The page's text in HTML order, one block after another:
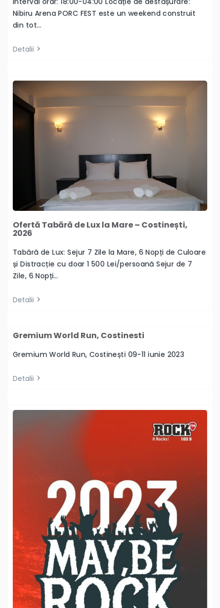
Nibiru Arena PORC FEST este un weekend construit
din tot…
Detalii
Ofertă Tabără de Lux la Mare – Costinești,
2026
Tabără de Lux: Sejur 7 Zile la Mare, 6 Nopți de Culoare
și Distracție cu doar 1 500 Lei/persoană Sejur de 7
Zile, 6 Nopți…
Detalii
Gremium World Run, Costinesti
Gremium World Run, Costinești 09-11 iunie 2023
Detalii